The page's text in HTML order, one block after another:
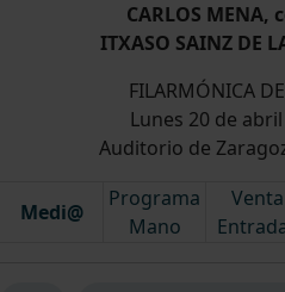
CARLOS
ITXASO SAINZ DE
FILARMÓNICA
Lunes 20 de
Auditorio de
Medi@
Programa
Mano
Venta